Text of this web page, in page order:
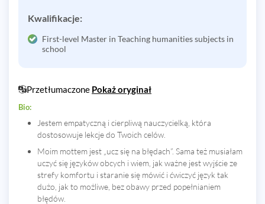
Kwalifikacje:
First-level Master in Teaching humanities subjects in
school
Przetłumaczone Pokaż oryginał
Bio:
Jestem empatyczną i cierpliwą nauczycielką, która
dostosowuje lekcje do Twoich celów.
Moim mottem jest „ucz się na błędach”. Sama też musiałam
uczyć się języków obcych i wiem, jak ważne jest wyjście ze
strefy komfortu i staranie się mówić i ćwiczyć język tak
dużo, jak to możliwe, bez obawy przed popełnianiem
błędów.